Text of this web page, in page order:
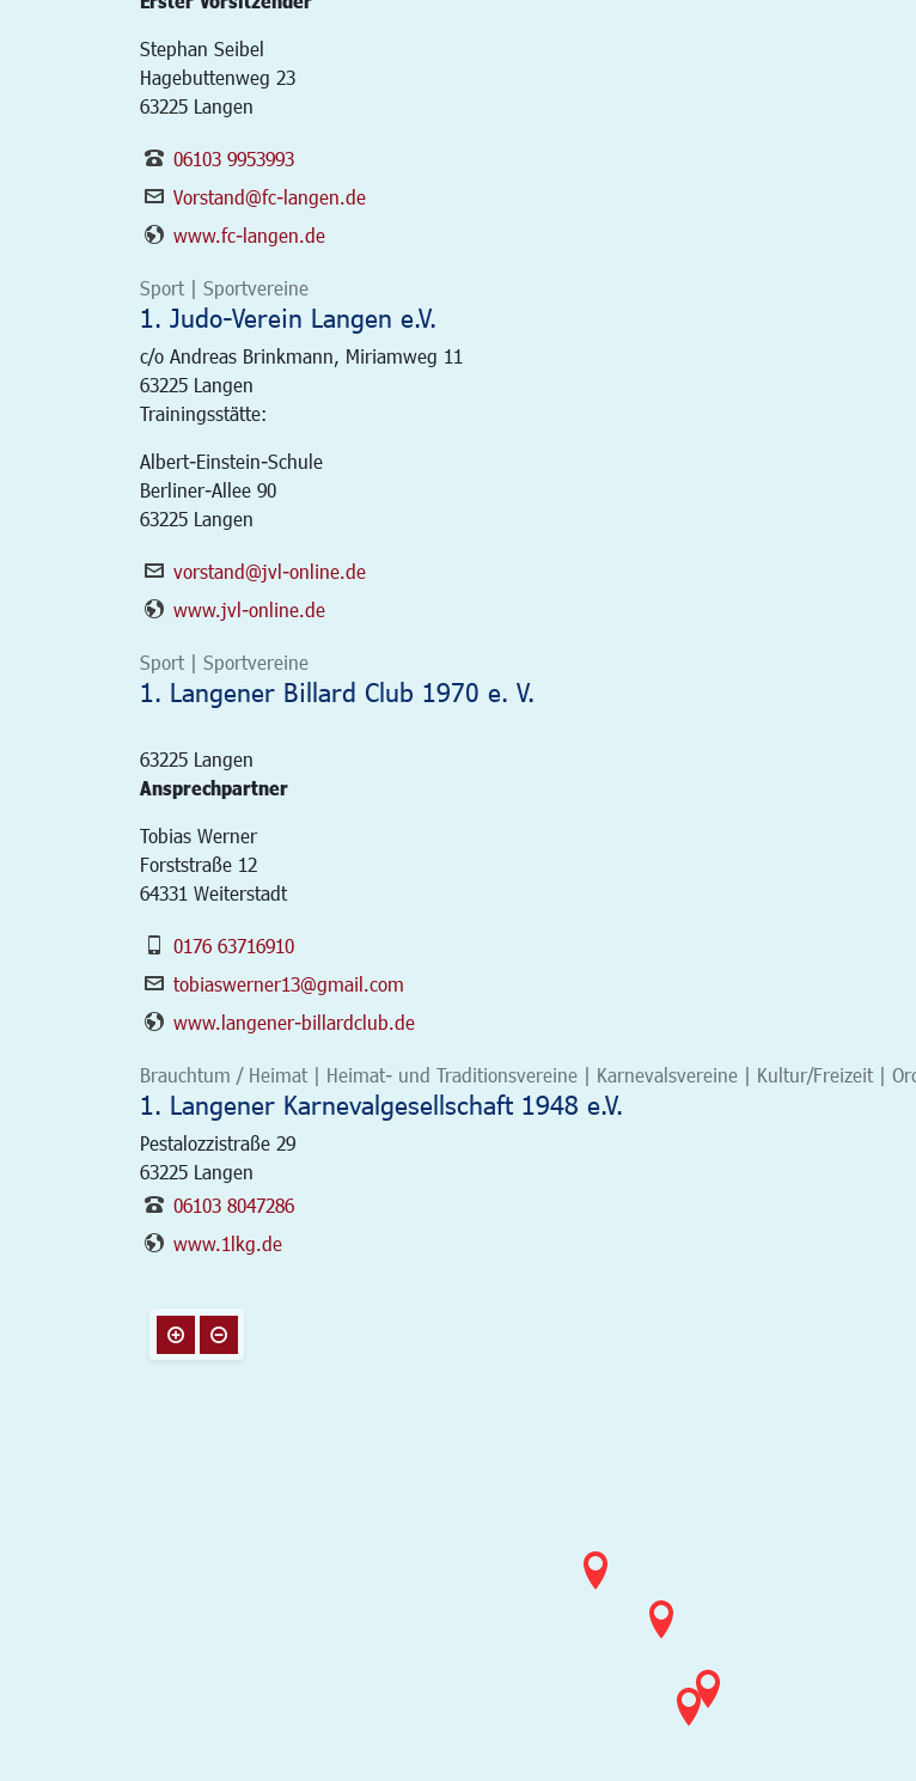
Stephan Seibel
Hagebuttenweg 23
63225 Langen
06103 9953993
Vorstand@fc-langen.de
www.fc-langen.de
Sport | Sportvereine
1. Judo-Verein Langen e.V.
c/o Andreas Brinkmann, Miriamweg 11
63225 Langen
Trainingsstätte:
Albert-Einstein-Schule
Berliner-Allee 90
63225 Langen
vorstand@jvl-online.de
www.jvl-online.de
Sport | Sportvereine
1. Langener Billard Club 1970 e. V.
63225 Langen
Ansprechpartner
Tobias Werner
Forststraße 12
64331 Weiterstadt
0176 63716910
tobiaswerner13@gmail.com
www.langener-billardclub.de
Brauchtum / Heimat | Heimat- und Traditionsvereine | Karnevalsvereine | Kultur/Freizeit |
1. Langener Karnevalgesellschaft 1948 e.V.
Pestalozzistraße 29
63225 Langen
06103 8047286
www.1lkg.de